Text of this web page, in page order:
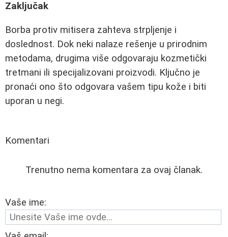
Zaključak
Borba protiv mitisera zahteva strpljenje i
doslednost. Dok neki nalaze rešenje u prirodnim
metodama, drugima više odgovaraju kozmetički
tretmani ili specijalizovani proizvodi. Ključno je
pronaći ono što odgovara vašem tipu kože i biti
uporan u negi.
Komentari
Trenutno nema komentara za ovaj članak.
Vaše ime: